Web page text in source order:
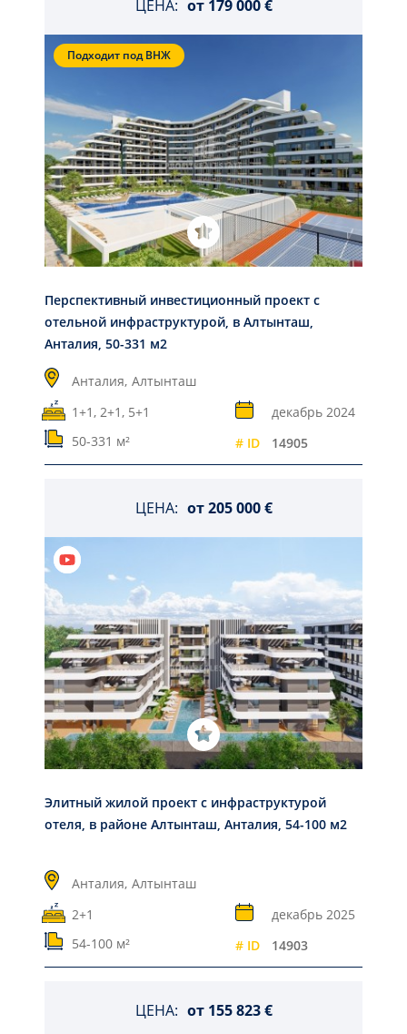
ЦЕНА: от 179 000 €
Подходит под ВНЖ
Перспективный инвестиционный проект с
отельной инфраструктурой, в Алтынташ,
Анталия, 50-331 м2
Анталия, Алтынташ
1+1, 2+1, 5+1
декабрь 2024
50-331 м²
# ID 14905
ЦЕНА: от205 000 €
Элитный жилой проект с инфраструктурой
отеля, в районе Алтынташ, Анталия, 54-100 м2
Анталия, Алтынташ
2+1
декабрь 2025
54-100 м²
# ID 14903
ЦЕНА: от 155 823 €